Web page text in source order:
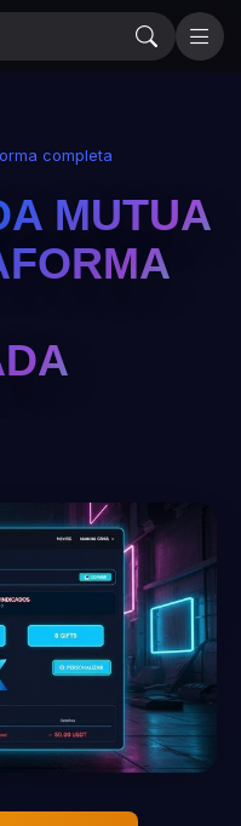
completa
MUTUA